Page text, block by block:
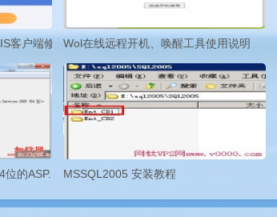
客户端修改IP连接服务器的方法
Wol在线远程开机、唤醒工具使用说明
的ASP.Net才能安装MSSQL2005 安装教程